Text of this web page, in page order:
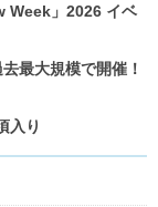
Week」2026 イベ
最大規模で開催！
入り